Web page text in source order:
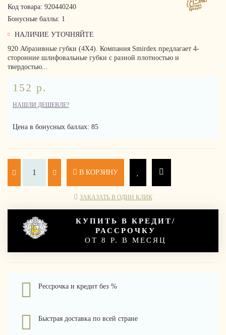
Код товара: 920440240
Бонусные баллы: 1
НАЛИЧИЕ УТОЧНЯЙТЕ
920 Абразивные губки (4X4). Компания Smirdex предлагает 4-
сторонние шлифовальные губки с разной плотностью и
твердостью...
152 р.
НАШЛИ ДЕШЕВЛЕ?
Цена в бонусных баллах: 85
В КОРЗИНУ
ЗАКАЗАТЬ В ОДИН КЛИК
КУПИТЬ В КРЕДИТ/
РАССРОЧКУ
ОТ 8 Р. В МЕСЯЦ
Рессрочка и кредит без %
Быстрая доставка по всей стране